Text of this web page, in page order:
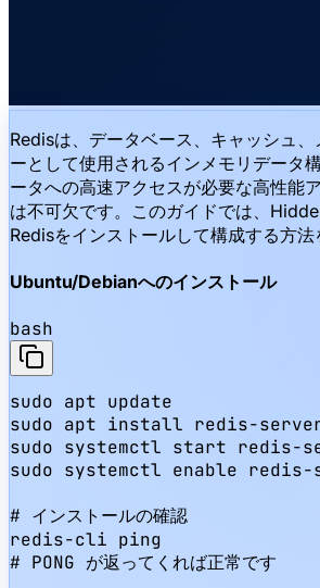
Redisは、データベース、キャッシュ
ーとして使用されるインメモリデータ
ータへの高速アクセスが必要な高性能
は不可欠です。このガイドでは、
Redisをインストールして構成する方法
Ubuntu/Debianへのインストール
bash
sudo apt update
sudo apt install redis-
sudo systemctl start redis-
sudo systemctl enable redis-
# インストールの確認
redis-cli ping
# PONG が返ってくれば正常です